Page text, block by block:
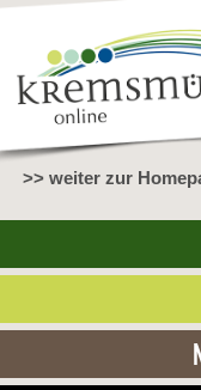
>> weiter zur